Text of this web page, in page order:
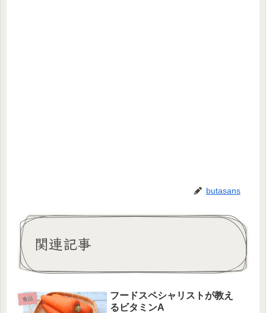
butasans
関連記事
食品
フードスペシャリストが教え
るビタミンA